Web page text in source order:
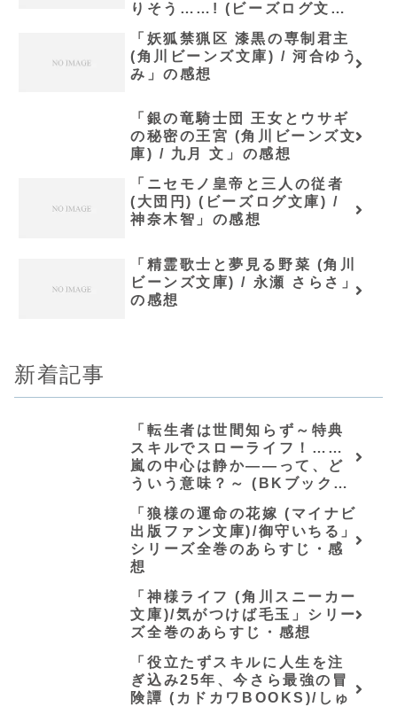
りそう……! (ビーズログ文庫)
「妖狐禁猟区 漆黒の専制君主
(角川ビーンズ文庫) / 河合ゆう
み」の感想
「銀の竜騎士団 王女とウサギ
の秘密の王宮 (角川ビーンズ文
庫) / 九月 文」の感想
「ニセモノ皇帝と三人の従者
(大団円) (ビーズログ文庫) /
神奈木智」の感想
「精霊歌士と夢見る野菜 (角川
ビーンズ文庫) / 永瀬 さらさ」
の感想
新着記事
「転生者は世間知らず～特典
スキルでスローライフ！……
嵐の中心は静か――って、ど
ういう意味？～ (BKブック
らすじ・感想
「狼様の運命の花嫁 (マイナビ
出版ファン文庫)/御守いちる」
シリーズ全巻のあらすじ・感
想
「神様ライフ (角川スニーカー
文庫)/気がつけば毛玉」シリー
ズ全巻のあらすじ・感想
「役立たずスキルに人生を注
ぎ込み25年、今さら最強の冒
険譚 (カドカワBOOKS)/しゅ